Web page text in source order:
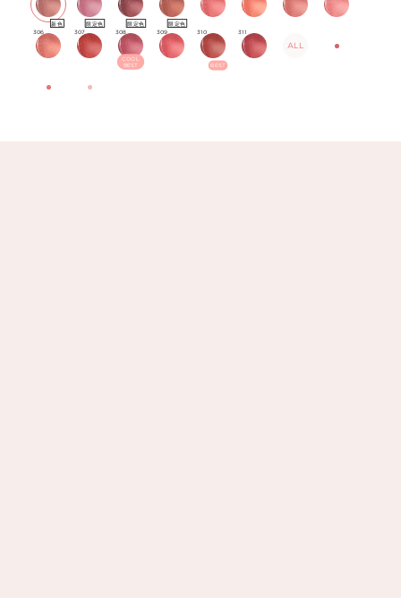
新色 限定色 限定色
限定色
306
307 308
COOL
BEST
309 310
BEST
311
ALL